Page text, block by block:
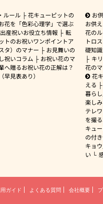
ルール
花キューピットの
花を「色彩心理学」で選ぶ
出産祝いお役立ち情報
転
トのお祝いワンポイントア
タ）のマナー
お見舞いの
祝いコラム
お祝い花のマ
へ贈るお祝い花の正解は？
見表あり）
お
お供
花の
トロ
礎知識
キ
花の
花
える
暮らし
楽し
テレ
を撮
キュ
の付
キョ
い
用ガイド よくある質問 会社概要